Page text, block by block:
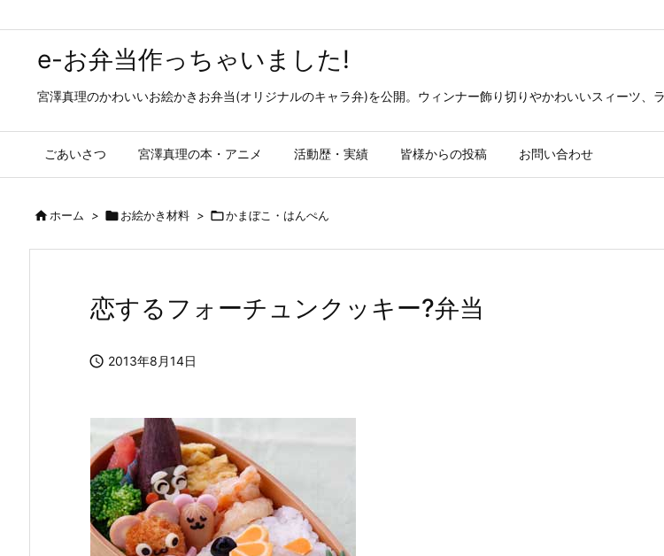
e-お弁当作っちゃいました!
宮澤真理のかわいいお絵かきお弁当(オリジナルのキャラ弁)を公開。ウィンナー飾り切りやかわいいスィーツ、
ごあいさつ 宮澤真理の本・アニメ 活動歴・実績 皆様からの投稿 お問い合わせ
ホーム > お絵かき材料 > かまぼこ・はんぺん
恋するフォーチュンクッキー?弁当
 2013年8月14日